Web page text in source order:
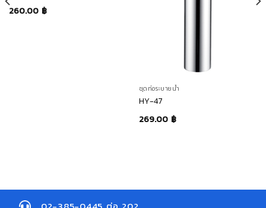
260.00 ฿
ชุดท่อระบายน้ำ
HY-47
269.00 ฿